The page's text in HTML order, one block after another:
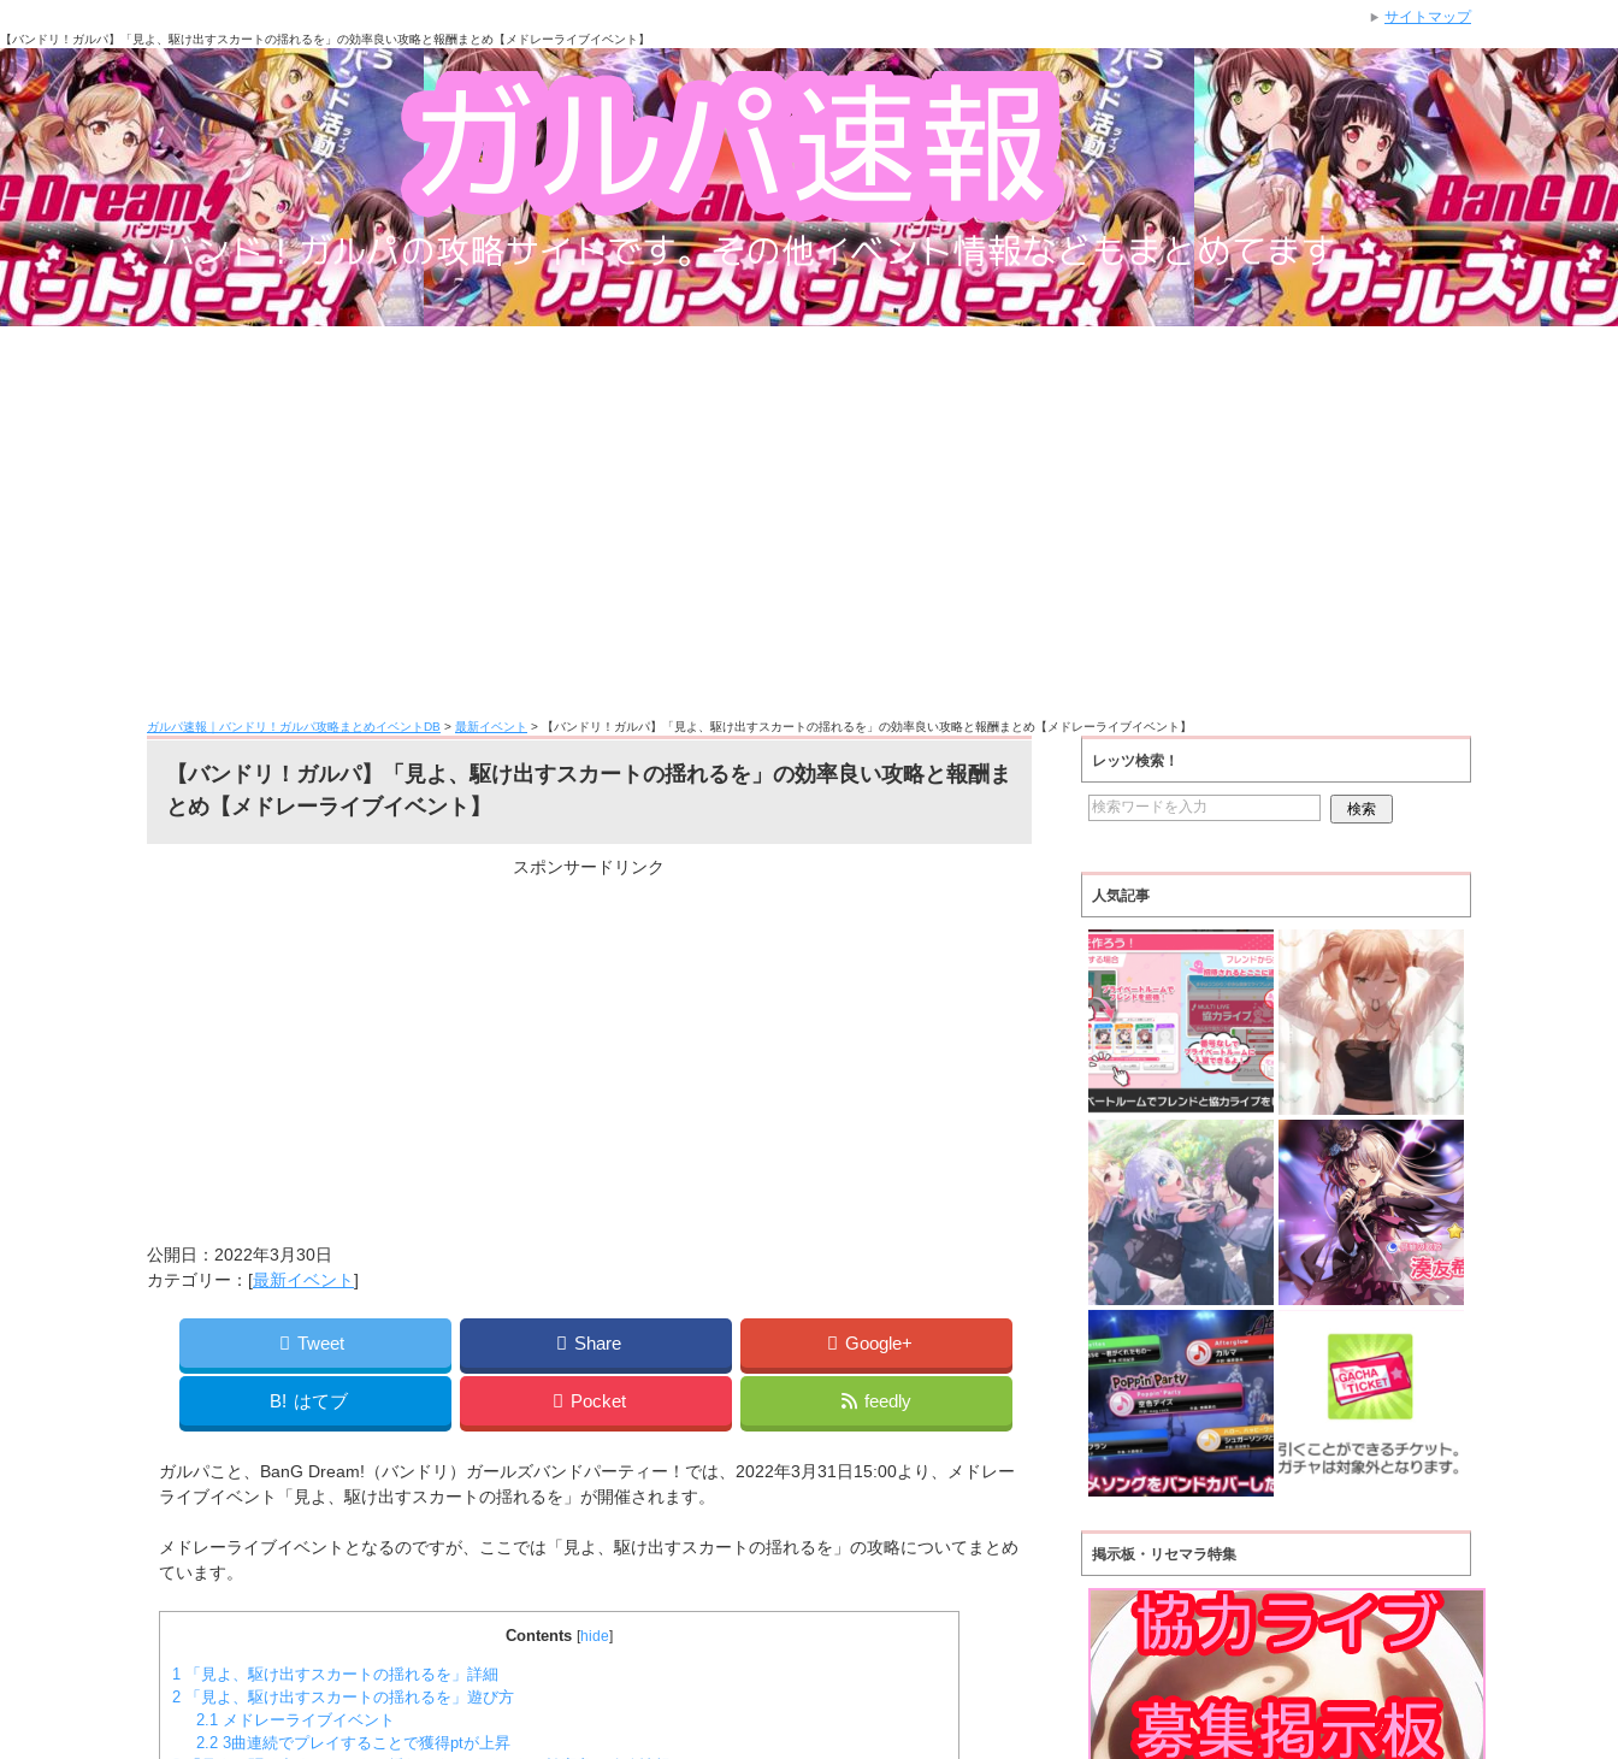
【バンドリ！ガルパ】「見よ、駆け出すスカートの揺れるを」の効率良い攻略と報酬まとめ【メドレーライブイベント】
ガルパ速報｜バンドリ！ガルパ攻略まとめイベントDB > 最新イベント > 【バンドリ！ガルパ】「見よ、駆け出すスカートの揺れるを」の効率良い攻略と報酬まとめ【メドレーライブイベント】
【バンドリ！ガルパ】「見よ、駆け出すスカートの揺れるを」の効率良い攻略と報酬ま
とめ【メドレーライブイベント】
スポンサードリンク
公開日： 2022年3月30日
カテゴリー：[最新イベント]
Tweet Share Google+
B! はてブ Pocket feedly
ガルパこと、BanG Dream!（バンドリ）ガールズバンドパーティー！では、2022年3月31日15:00より、メドレー
ライブイベント「見よ、駆け出すスカートの揺れるを」が開催されます。
メドレーライブイベントとなるのですが、ここでは「見よ、駆け出すスカートの揺れるを」の攻略についてまとめ
ています。
Contents [hide]
1
「見よ、駆け出すスカートの揺れるを」詳細
2 「見よ、駆け出すスカートの揺れるを」遊び方
2.1
メドレーライブイベント
2.23曲連続でプレイすることで獲得ptが上昇
レッツ検索！
人気記事
掲示板・リセマラ特集
サイトマップ